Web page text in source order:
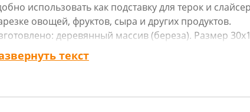
использовать как подставку для терок и
овощей, фруктов, сыра и других продуктов.
деревянный массив (береза). Размер
первым и после каждого использования
текст